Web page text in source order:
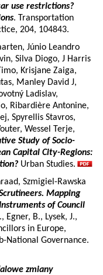
use restrictions?
. Transportation
204, 104843.
Júnio Leandro
Silva Diogo, J Harris
Krisjane Zaiga,
Manley David J,
Ladislav,
Ribardière Antonine,
Spyrellis Stavros,
Wessel Terje,
Study of Socio-
Capital City-Regions:
Urban Studies.
Szmigiel-Rawska
Mapping
of Council
Egner, B., Lysek, J.,
in Europe,
National Governance.
zmiany